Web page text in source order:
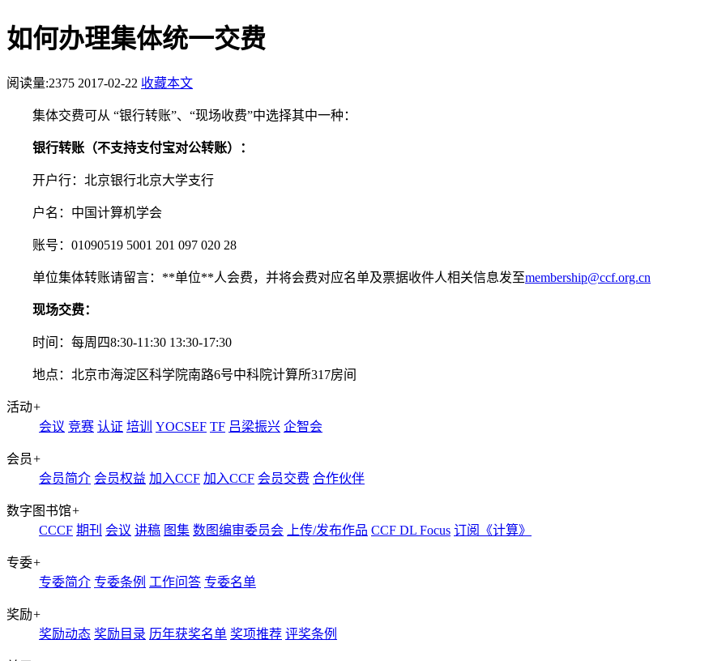
如何办理集体统一交费
阅读量:2375 2017-02-22 收藏本文
集体交费可从 “银行转账”、“现场收费”中选择其中一种：
银行转账（不支持支付宝对公转账）：
开户行：北京银行北京大学支行
户名：中国计算机学会
账号：01090519 5001 201 097 020 28
单位集体转账请留言：**单位**人会费，并将会费对应名单及票据收件人相关信息发至membership@ccf.org.cn
现场交费：
时间：每周四8:30-11:30 13:30-17:30
地点：北京市海淀区科学院南路6号中科院计算所317房间
活动+
会议 竞赛 认证 培训 YOCSEF TF 吕梁振兴 企智会
会员+
会员简介 会员权益 加入CCF 加入CCF 会员交费 合作伙伴
数字图书馆+
CCCF 期刊 会议 讲稿 图集 数图编审委员会 上传/发布作品 CCF DL Focus 订阅《计算》
专委+
专委简介 专委条例 工作问答 专委名单
奖励+
奖励动态 奖励目录 历年获奖名单 奖项推荐 评奖条例